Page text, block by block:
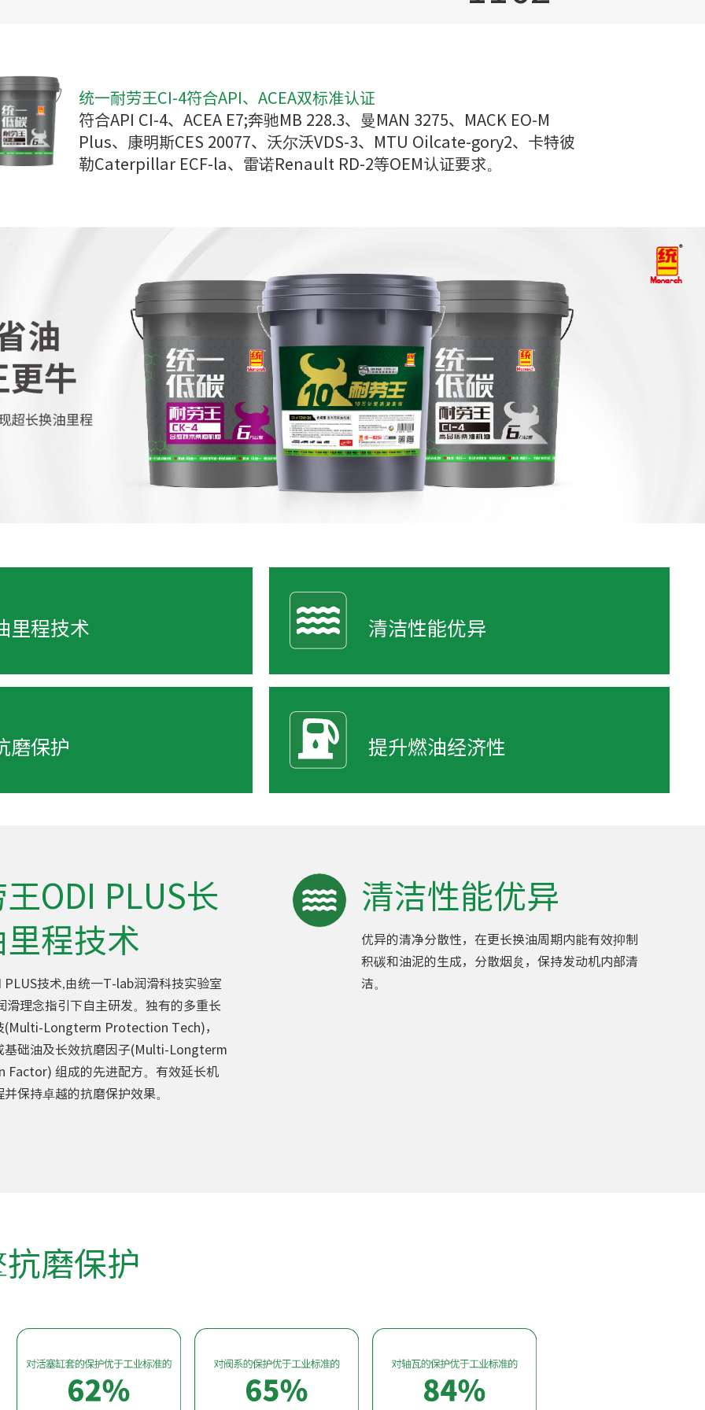
统一耐劳王CI-4符合API、ACEA双标准认证
符合API CI-4、ACEA E7;奔驰MB 228.3、曼MAN 3275、MACK EO-M
Plus、康明斯CES 20077、沃尔沃VDS-3、MTU Oilcate-gory2、卡特彼
勒Caterpillar ECF-la、雷诺Renault RD-2等OEM认证要求。
里程技术 清洁性能优异
磨保护 提升燃油经济性
ODI PLUS长
程技术
PLUS技术,由统一T-lab润滑科技实验室
滑理念指引下自主研发。独有的多重长
(Multi-Longterm Protection Tech)，
基础油及长效抗磨因子(Multi-Longterm
组成的先进配方。有效延长机
保持卓越的抗磨保护效果。
清洁性能优异
优异的清净分散性，在更长换油周期内能有效抑制
积碳和油泥的生成，分散烟炱，保持发动机内部清
洁。
磨保护